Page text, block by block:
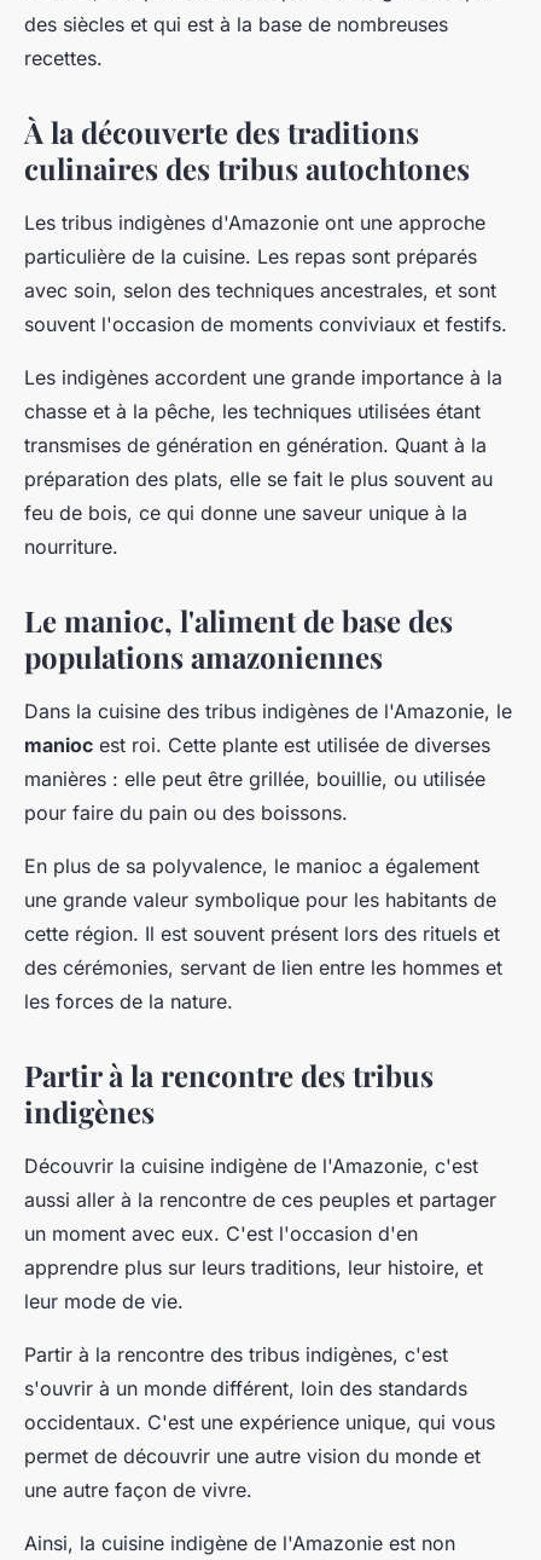
des siècles et qui est à la base de nombreuses
recettes.
À la découverte des traditions
culinaires des tribus autochtones
Les tribus indigènes d'Amazonie ont une approche
particulière de la cuisine. Les repas sont préparés
avec soin, selon des techniques ancestrales, et sont
souvent l'occasion de moments conviviaux et festifs.
Les indigènes accordent une grande importance à la
chasse et à la pêche, les techniques utilisées étant
transmises de génération en génération. Quant à la
préparation des plats, elle se fait le plus souvent au
feu de bois, ce qui donne une saveur unique à la
nourriture.
Le manioc, l'aliment de base des
populations amazoniennes
Dans la cuisine des tribus indigènes de l'Amazonie, le
manioc est roi. Cette plante est utilisée de diverses
manières : elle peut être grillée, bouillie, ou utilisée
pour faire du pain ou des boissons.
En plus de sa polyvalence, le manioc a également
une grande valeur symbolique pour les habitants de
cette région. Il est souvent présent lors des rituels et
des cérémonies, servant de lien entre les hommes et
les forces de la nature.
Partir à la rencontre des tribus
indigènes
Découvrir la cuisine indigène de l'Amazonie, c'est
aussi aller à la rencontre de ces peuples et partager
un moment avec eux. C'est l'occasion d'en
apprendre plus sur leurs traditions, leur histoire, et
leur mode de vie.
Partir à la rencontre des tribus indigènes, c'est
s'ouvrir à un monde différent, loin des standards
occidentaux. C'est une expérience unique, qui vous
permet de découvrir une autre vision du monde et
une autre façon de vivre.
Ainsi, la cuisine indigène de l'Amazonie est non